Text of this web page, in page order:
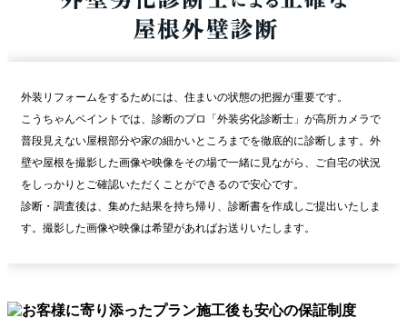
外装リフォームをするためには、住まいの状態の把握が重要です。
こうちゃんペイントでは、診断のプロ「外装劣化診断⼠」が高所カメラで
普段⾒えない屋根部分や家の細かいところまでを徹底的に診断します。外
壁や屋根を撮影した画像や映像をその場で一緒に見ながら、ご自宅の状況
をしっかりとご確認いただくことができるので安心です。
診断・調査後は、集めた結果を持ち帰り、診断書を作成しご提出いたしま
す。撮影した画像や映像は希望があればお送りいたします。